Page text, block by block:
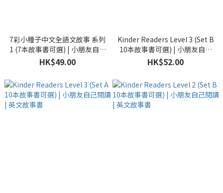
7彩小種子中文全語文故事 系列
1 (7本故事書可選) | 小朋友自己
閱讀 | 中文故事書
HK$49.00
Kinder Readers Level 3 (Set B
10本故事書可選) | 小朋友自己
閱讀 | 英文故事書
HK$52.00